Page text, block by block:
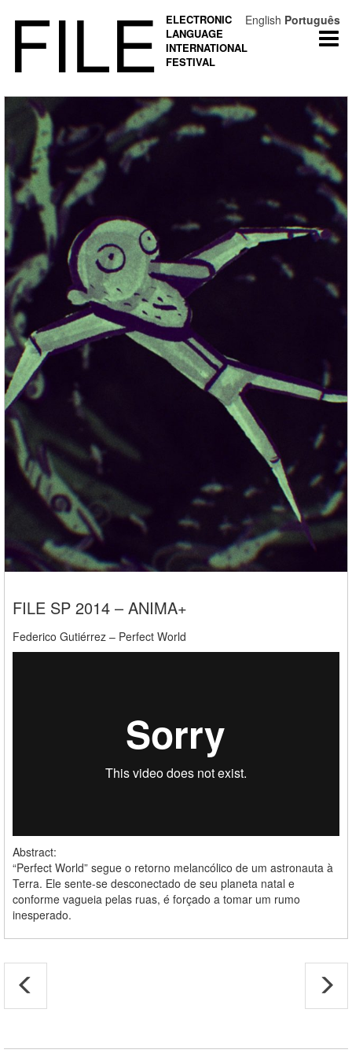
FILE
ELECTRONIC
LANGUAGE
INTERNATIONAL
FESTIVAL
FILE SP 2014 – ANIMA+
Federico Gutiérrez – Perfect World
Abstract:
“Perfect World” segue o retorno melancólico de um astronauta à
Terra. Ele sente-se desconectado de seu planeta natal e
conforme vagueia pelas ruas, é forçado a tomar um rumo
inesperado.
English Português